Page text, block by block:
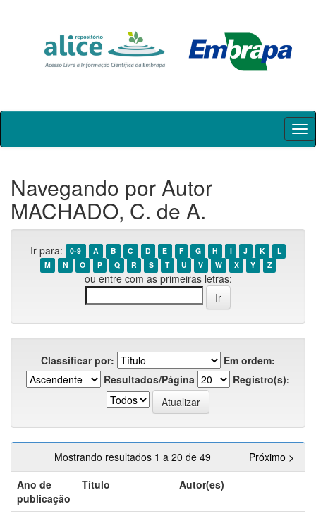
Skip
Navegando por Autor
MACHADO, C. de A.
Ir para: 0-9 A B C D E F G H I J K
L
M
N O P Q R S T U V W X Y Z
ou entre com as primeiras letras:
Classificar por:
Em ordem:
Resultados/Página
Registro(s):
Mostrando resultados 1 a 20 de 49
Próximo >
Ano de
publicação
Título Autor(es)